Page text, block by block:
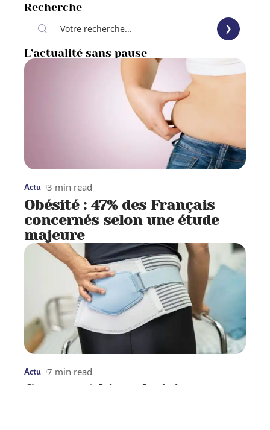
Recherche
L’actualité sans pause
Actu 3 min read
Obésité : 47% des Français
concernés selon une étude
majeure
Actu 7 min read
Comment bien choisir une